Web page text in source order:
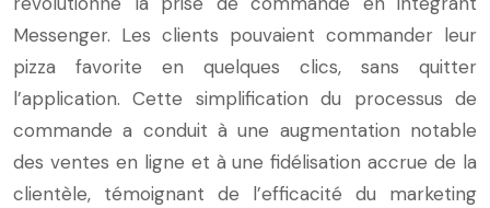
Messenger. Les clients pouvaient commander leur
pizza favorite en quelques clics, sans quitter
l’application. Cette simplification du processus de
commande a conduit à une augmentation notable
des ventes en ligne et à une fidélisation accrue de la
clientèle, témoignant de l’efficacité du marketing